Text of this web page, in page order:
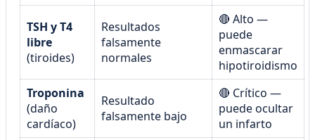
TSH y T4
libre
(tiroides)
Resultados
falsamente
normales
🔴 Alto —
puede
enmascarar
hipotiroidismo
Troponina
(daño
cardíaco)
Resultado
falsamente bajo
🔴 Crítico —
puede ocultar
un infarto